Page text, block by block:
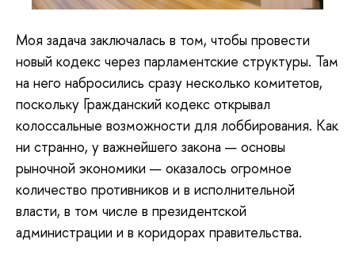
Моя задача заключалась в том, чтобы провести
новый кодекс через парламентские структуры. Там
на него набросились сразу несколько комитетов,
поскольку Гражданский кодекс открывал
колоссальные возможности для лоббирования. Как
ни странно, у важнейшего закона — основы
рыночной экономики — оказалось огромное
количество противников и в исполнительной
власти, в том числе в президентской
администрации и в коридорах правительства.